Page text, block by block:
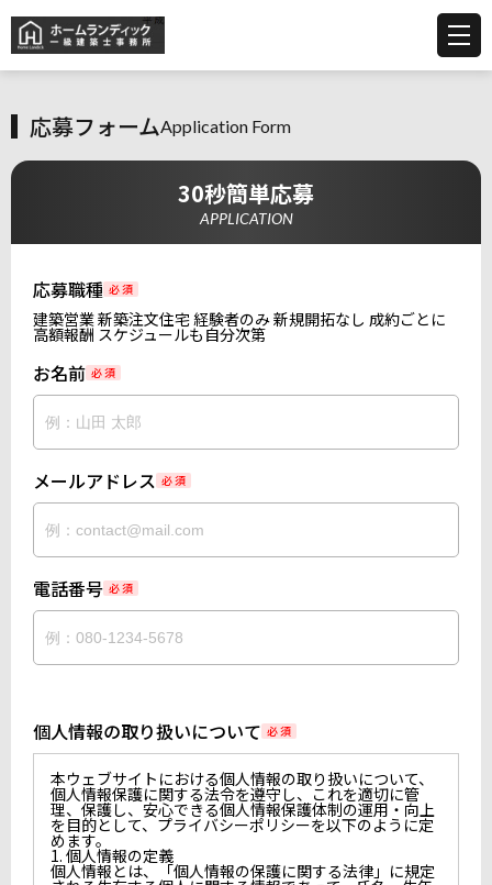
応募フォームApplication Form
30秒簡単応募
APPLICATION
応募職種 必 須
建築営業 新築注文住宅 経験者のみ 新規開拓なし 成約ごとに
高額報酬 スケジュールも自分次第
お名前 必 須
メールアドレス 必 須
電話番号 必 須
個人情報の取り扱いについて 必 須
本ウェブサイトにおける個人情報の取り扱いについて、
個人情報保護に関する法令を遵守し、これを適切に管
理、保護し、安心できる個人情報保護体制の運用・向上
を目的として、プライバシーポリシーを以下のように定
めます。
1. 個人情報の定義
個人情報とは、「個人情報の保護に関する法律」に規定